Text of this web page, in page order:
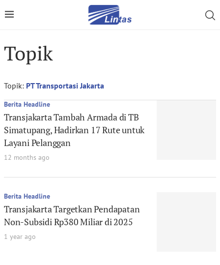
Topik
Topik: PT Transportasi Jakarta
Berita Headline
Transjakarta Tambah Armada di TB
Simatupang, Hadirkan 17 Rute untuk
Layani Pelanggan
12 months ago
Berita Headline
Transjakarta Targetkan Pendapatan
Non-Subsidi Rp380 Miliar di 2025
1 year ago